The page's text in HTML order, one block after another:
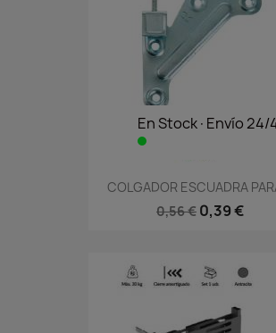
En Stock·Envío 24/
COLGADOR ESCUADRA
0,56 € 0,39 €